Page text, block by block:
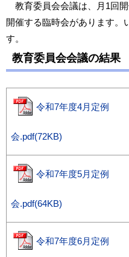
教育委員会会議は、月1回
開催する臨時会があります。
す。
教育委員会会議の結果
令和7年度4月定例
会.pdf(72KB)
令和7年度5月定例
会.pdf(64KB)
令和7年度6月定例